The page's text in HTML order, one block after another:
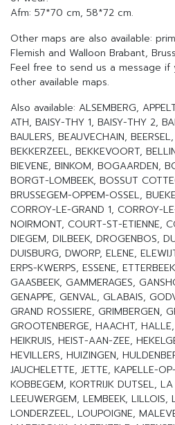
Afm: 57*70 cm, 58*72 cm.
Other maps are also available:
Flemish and Walloon Brabant,
Feel free to send us a message
other available maps.
Also available: ALSEMBERG,
ATH, BAISY-THY 1, BAISY-THY 2,
BAULERS, BEAUVECHAIN,
BEKKERZEEL, BEKKEVOORT,
BIEVENE, BINKOM, BOGAARDEN,
BORGT-LOMBEEK, BOSSUT
BRUSSEGEM-OPPEM-OSSEL,
CORROY-LE-GRAND 1, CORROY-
NOIRMONT, COURT-ST-ETIENNE,
DIEGEM, DILBEEK, DROGENBOS,
DUISBURG, DWORP, ELENE,
ERPS-KWERPS, ESSENE,
GAASBEEK, GAMMERAGES,
GENAPPE, GENVAL, GLABAIS,
GRAND ROSSIERE, GRIMBERGEN,
GROOTENBERGE, HAACHT,
HEIKRUIS, HEIST-AAN-ZEE,
HEVILLERS, HUIZINGEN,
JAUCHELETTE, JETTE, KAPELLE-
KOBBEGEM, KORTRIJK DUTSEL, LA
LEEUWERGEM, LEMBEEK, LILLOIS,
LONDERZEEL, LOUPOIGNE,